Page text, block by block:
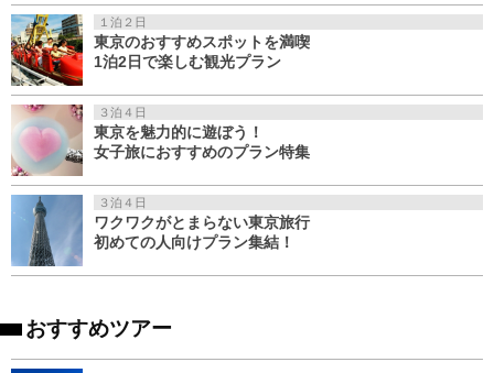
１泊２日
東京のおすすめスポットを満喫
1泊2日で楽しむ観光プラン
３泊４日
東京を魅力的に遊ぼう！
女子旅におすすめのプラン特集
３泊４日
ワクワクがとまらない東京旅行
初めての人向けプラン集結！
おすすめツアー